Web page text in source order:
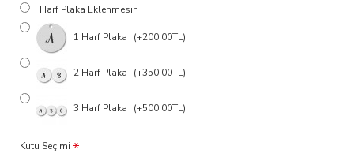
Harf Plaka Eklenmesin
1 Harf Plaka (+200,00TL)
2 Harf Plaka (+350,00TL)
3 Harf Plaka (+500,00TL)
Kutu Seçimi